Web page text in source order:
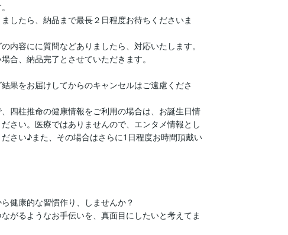
したら、納品まで最長２日程度お待ちくださいま
内容にに質問などありましたら、対応いたします。
合、納品完了とさせていただきます。
果をお届けしてからのキャンセルはご遠慮くださ
、四柱推命の健康情報をご利用の場合は、お誕生日情
さい。医療ではありませんので、エンタメ情報とし
さい♪また、その場合はさらに1日程度お時間頂戴い
健康的な習慣作り、しませんか？
がるようなお手伝いを、真面目にしたいと考えてま